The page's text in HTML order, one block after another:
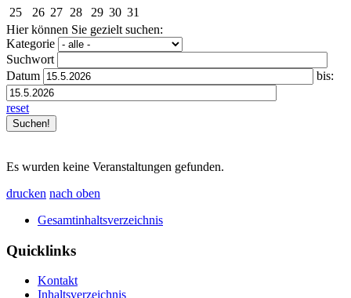
25
26 27 28 29 30 31
Hier können Sie gezielt suchen:
Kategorie
Suchwort
Datum
bis:
reset
Es wurden keine Veranstaltungen gefunden.
drucken nach oben
Gesamtinhaltsverzeichnis
Quicklinks
Kontakt
Inhaltsverzeichnis